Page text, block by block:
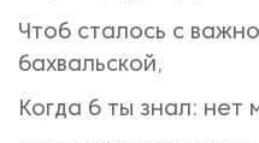
Чтоб сталось с
бахвальской,
Когда б ты знал: нет